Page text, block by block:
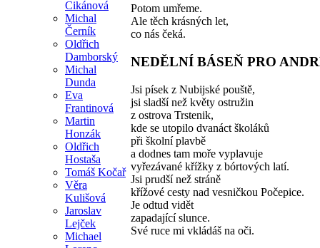
Cikánová
Michal
Černík
Oldřich
Damborský
Michal
Dunda
Eva
Frantinová
Martin
Honzák
Oldřich
Hostaša
Tomáš Kočař
Věra
Kulišová
Jaroslav
Lejček
Michael
Potom umřeme.
Ale těch krásných let,
co nás čeká.
NEDĚLNÍ BÁSEŇ PRO
Jsi písek z Nubijské pouště,
jsi sladší než květy ostružin
z ostrova Trstenik,
kde se utopilo dvanáct školáků
při školní plavbě
a dodnes tam moře vyplavuje
vyřezávané křížky z bórtových latí.
Jsi prudší než stráně
křížové cesty nad vesničkou Počepice.
Je odtud vidět
zapadající slunce.
Své ruce mi vkládáš na oči.